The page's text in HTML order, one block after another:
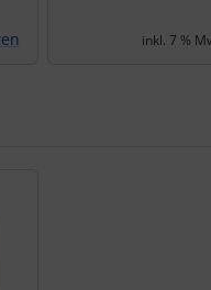
inkl. 7 %